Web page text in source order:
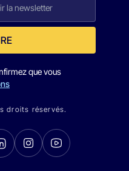
que vous
droits réservés.